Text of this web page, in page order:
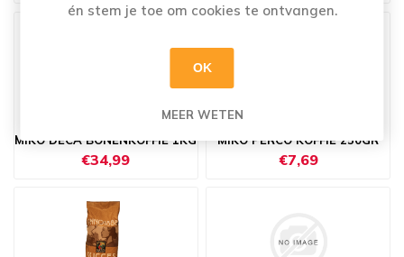
MIKO DECA BONENKOFFIE 1KG
€34,99
MIKO PERCO KOFFIE 250GR
€7,69
én stem je toe om cookies te ontvangen.
OK
MEER WETEN